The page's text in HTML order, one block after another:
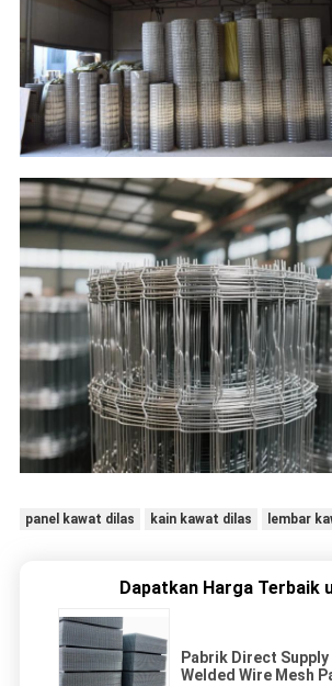
panel kawat dilas kain kawat dilas lembar
Dapatkan Harga Terbaik
Pabrik Direct Supply
Welded Wire Mesh